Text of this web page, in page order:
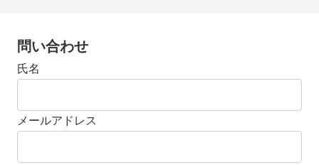
問い合わせ
氏名
メールアドレス